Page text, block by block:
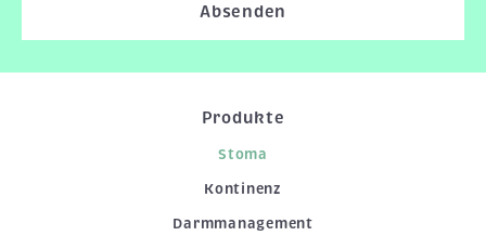
Absenden
Produkte
Stoma
Kontinenz
Darmmanagement